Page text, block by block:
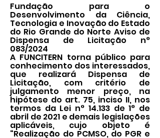
Fundação para o
Desenvolvimento da Ciência,
Tecnologia e Inovação do Estado
do Rio Grande do Norte Aviso de
Dispensa de Licitação n°
083/2024
A FUNCITERN torna público para
conhecimento dos interessados,
que realizará Dispensa de
Licitação, com critério de
julgamento menor preço, na
hipótese do art. 75, inciso II, nos
termos da Lei n° 14.133 de 1° de
abril de 2021 e demais legislações
aplicáveis, cujo objeto é
“Realização do PCMSO, do PGR e